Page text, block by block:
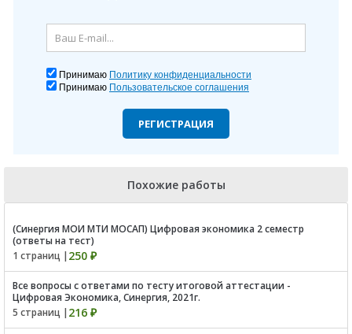
Принимаю Политику конфиденциальности
Принимаю Пользовательское соглашения
РЕГИСТРАЦИЯ
Похожие работы
(Синергия МОИ МТИ МОСАП) Цифровая экономика 2 семестр
(ответы на тест)
1 страниц | 250 ₽
Все вопросы с ответами по тесту итоговой аттестации -
Цифровая Экономика, Синергия, 2021г.
5 страниц | 216 ₽